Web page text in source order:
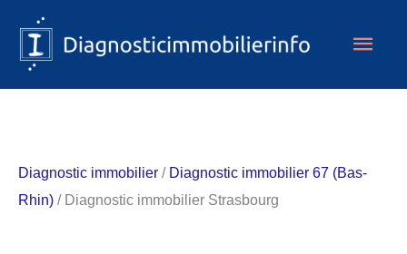
contenu
Diagnostic immobilier / Diagnostic immobilier 67 (Bas-
Rhin) / Diagnostic immobilier Strasbourg